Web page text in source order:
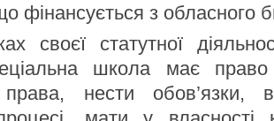
фінансується з обласного
своєї статутної
школа має
права, нести обов’язки,